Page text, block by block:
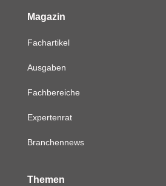
Magazin
Fachartikel
Ausgaben
Fachbereiche
Expertenrat
Branchennews
Themen